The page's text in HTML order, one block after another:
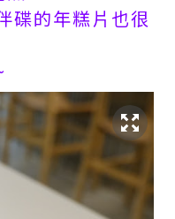
碟的年糕片也很